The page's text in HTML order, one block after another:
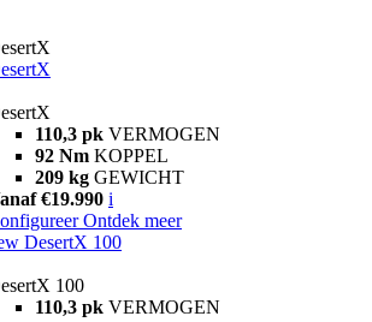
110,3 pk VERMOGEN
92 Nm KOPPEL
209 kg GEWICHT
€19.990 i
Ontdek meer
DesertX 100
100
110,3 pk VERMOGEN